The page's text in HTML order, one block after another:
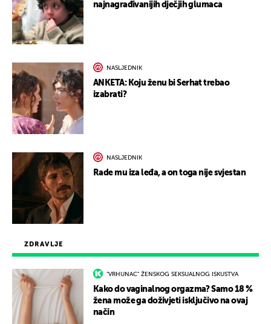
ZDRAVLJE
"VRHUNAC" ŽENSKOG SEKSUALNOG ISKUSTVA
Kako do vaginalnog orgazma? Samo 18 %
žena može ga doživjeti isključivo na ovaj
način
najnagrađivanijih dječjih glumaca
NASLJEDNIK
ANKETA: Koju ženu bi Serhat trebao
izabrati?
NASLJEDNIK
Rade mu iza leđa, a on toga nije svjestan